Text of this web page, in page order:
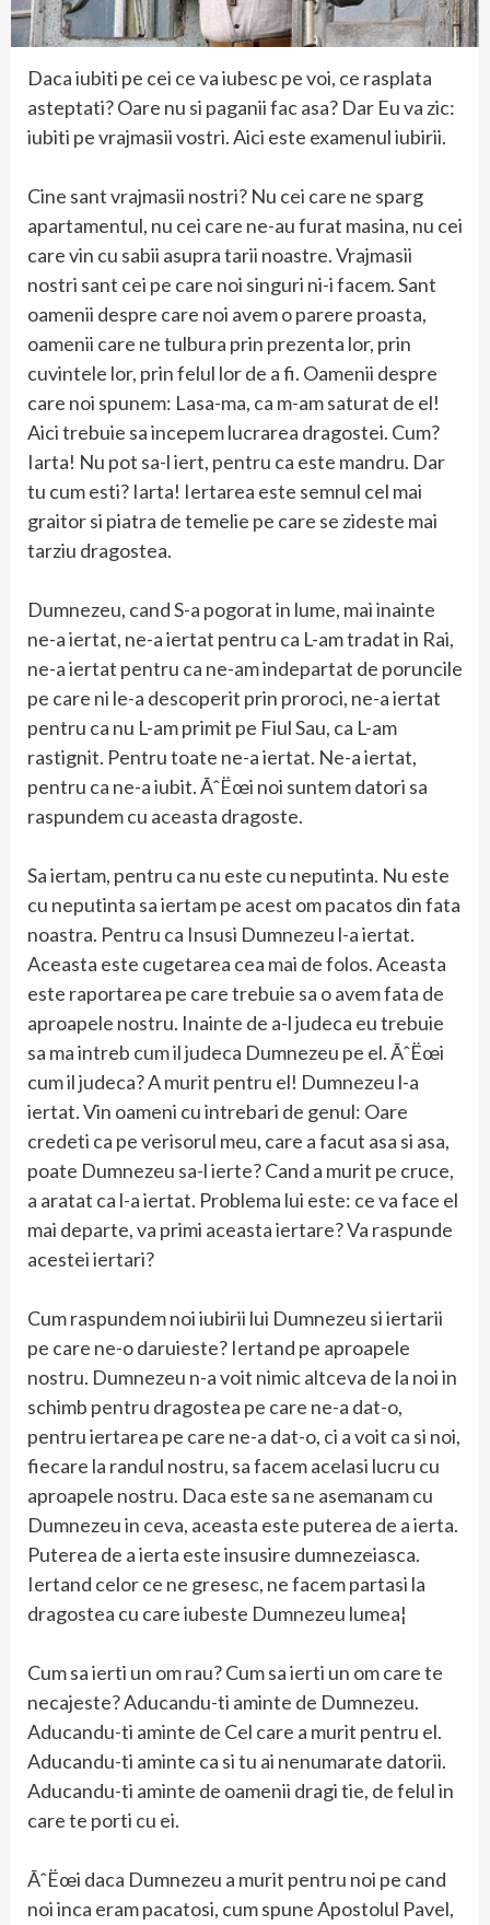
Daca iubiti pe cei ce va iubesc pe voi, ce rasplata
asteptati? Oare nu si paganii fac asa? Dar Eu va zic:
iubiti pe vrajmasii vostri. Aici este examenul iubirii.
Cine sant vrajmasii nostri? Nu cei care ne sparg
apartamentul, nu cei care ne-au furat masina, nu cei
care vin cu sabii asupra tarii noastre. Vrajmasii
nostri sant cei pe care noi singuri ni-i facem. Sant
oamenii despre care noi avem o parere proasta,
oamenii care ne tulbura prin prezenta lor, prin
cuvintele lor, prin felul lor de a fi. Oamenii despre
care noi spunem: Lasa-ma, ca m-am saturat de el!
Aici trebuie sa incepem lucrarea dragostei. Cum?
Iarta! Nu pot sa-l iert, pentru ca este mandru. Dar
tu cum esti? Iarta! Iertarea este semnul cel mai
graitor si piatra de temelie pe care se zideste mai
tarziu dragostea.
Dumnezeu, cand S-a pogorat in lume, mai inainte
ne-a iertat, ne-a iertat pentru ca L-am tradat in Rai,
ne-a iertat pentru ca ne-am indepartat de poruncile
pe care ni le-a descoperit prin proroci, ne-a iertat
pentru ca nu L-am primit pe Fiul Sau, ca L-am
rastignit. Pentru toate ne-a iertat. Ne-a iertat,
pentru ca ne-a iubit. ÃˆËœi noi suntem datori sa
raspundem cu aceasta dragoste.
Sa iertam, pentru ca nu este cu neputinta. Nu este
cu neputinta sa iertam pe acest om pacatos din fata
noastra. Pentru ca Insusi Dumnezeu l-a iertat.
Aceasta este cugetarea cea mai de folos. Aceasta
este raportarea pe care trebuie sa o avem fata de
aproapele nostru. Inainte de a-l judeca eu trebuie
sa ma intreb cum il judeca Dumnezeu pe el. ÃˆËœi
cum il judeca? A murit pentru el! Dumnezeu l-a
iertat. Vin oameni cu intrebari de genul: Oare
credeti ca pe verisorul meu, care a facut asa si asa,
poate Dumnezeu sa-l ierte? Cand a murit pe cruce,
a aratat ca l-a iertat. Problema lui este: ce va face el
mai departe, va primi aceasta iertare? Va raspunde
acestei iertari?
Cum raspundem noi iubirii lui Dumnezeu si iertarii
pe care ne-o daruieste? Iertand pe aproapele
nostru. Dumnezeu n-a voit nimic altceva de la noi in
schimb pentru dragostea pe care ne-a dat-o,
pentru iertarea pe care ne-a dat-o, ci a voit ca si noi,
fiecare la randul nostru, sa facem acelasi lucru cu
aproapele nostru. Daca este sa ne asemanam cu
Dumnezeu in ceva, aceasta este puterea de a ierta.
Puterea de a ierta este insusire dumnezeiasca.
Iertand celor ce ne gresesc, ne facem partasi la
dragostea cu care iubeste Dumnezeu lumea¦
Cum sa ierti un om rau? Cum sa ierti un om care te
necajeste? Aducandu-ti aminte de Dumnezeu.
Aducandu-ti aminte de Cel care a murit pentru el.
Aducandu-ti aminte ca si tu ai nenumarate datorii.
Aducandu-ti aminte de oamenii dragi tie, de felul in
care te porti cu ei.
ÃˆËœi daca Dumnezeu a murit pentru noi pe cand
noi inca eram pacatosi, cum spune Apostolul Pavel,